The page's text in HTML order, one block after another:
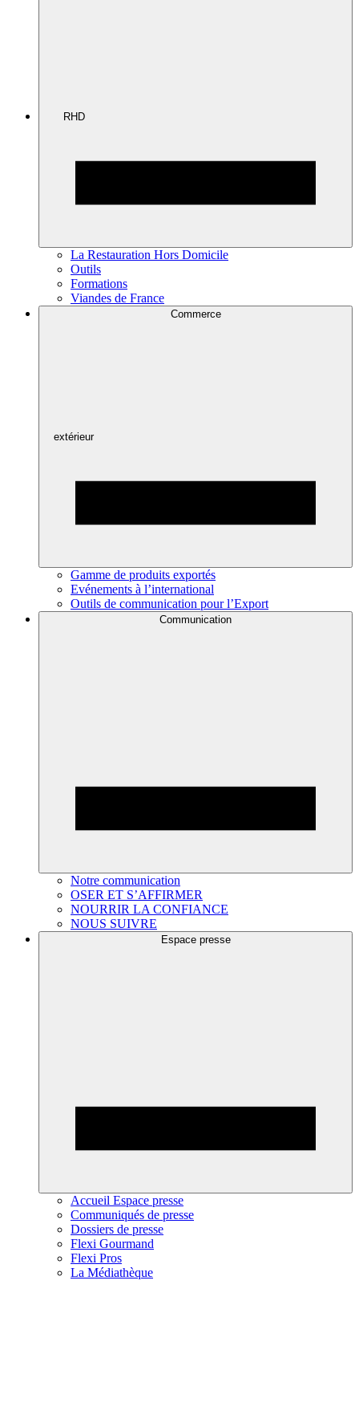
RHD
La Restauration Hors Domicile
Outils
Formations
Viandes de France
Commerce
extérieur
Gamme de produits exportés
Evénements à l’international
Outils de communication pour l’Export
Communication
Notre communication
OSER ET S’AFFIRMER
NOURRIR LA CONFIANCE
NOUS SUIVRE
Espace presse
Accueil Espace presse
Communiqués de presse
Dossiers de presse
Flexi Gourmand
Flexi Pros
La Médiathèque